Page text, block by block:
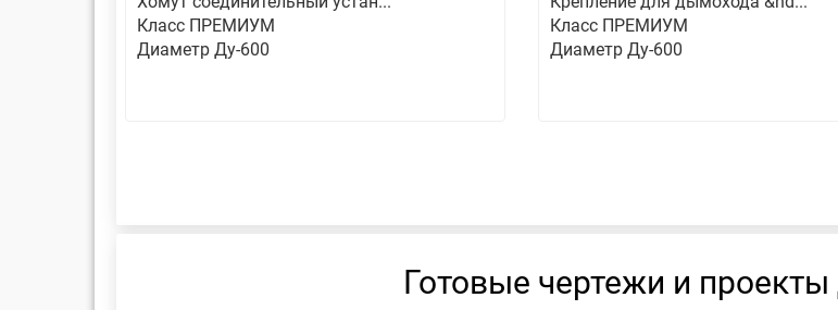
Класс ПРЕМИУМ
Диаметр Ду-600
Класс ПРЕМИУМ
Диаметр Ду-600
Готовые чертежи и